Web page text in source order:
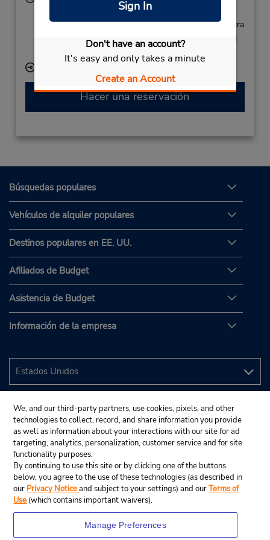
Sign In
Don't have an account?
It's easy and only takes a minute
Create an Account
Sun - Sat 8:00 AM - 10:00 PM
Si llega en avión, el mostrador de alquiler se encuentra
dentro de la terminal con una caminata corta hasta el
estacionamiento.
Hacer una reservación
Búsquedas populares
Vehículos de alquiler populares
Destinos populares en EE. UU.
Afiliados de Budget
Asistencia de Budget
Información de la empresa
We, and our third-party partners, use cookies, pixels, and other
technologies to collect, record, and share information you provide
as well as information about your interactions with our site for ad
targeting, analytics, personalization, customer service and for site
functionality purposes.
By continuing to use this site or by clicking one of the buttons
below, you agree to the use of these technologies (as described in
our Privacy Noticeand subject to your settings) and ourTerms of
Use (which contains important waivers).
Manage Preferences